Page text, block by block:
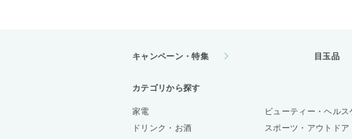
キャンペーン・特集 目玉品
カテゴリから探す
家電 ビューティー・ヘルス
ドリンク・お酒
スポーツ・アウトドア